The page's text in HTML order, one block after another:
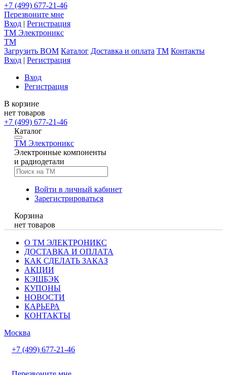
+7 (499) 677-21-46
Перезвоните мне
Вход | Регистрация
TM Электроникс
TM
Загрузить BOM Каталог Доставка и оплата TM Контакты
Вход | Регистрация
Вход
Регистрация
В корзине
нет товаров
+7 (499) 677-21-46
Каталог
TM Электроникс
Электронные компоненты
и радиодетали
Войти в личный кабинет
Зарегистрироваться
Корзина
нет товаров
О ТМ ЭЛЕКТРОНИКС
ДОСТАВКА И ОПЛАТА
КАК СДЕЛАТЬ ЗАКАЗ
АКЦИИ
КЭШБЭК
КУПОНЫ
НОВОСТИ
КАРЬЕРА
КОНТАКТЫ
Москва
+7 (499) 677-21-46